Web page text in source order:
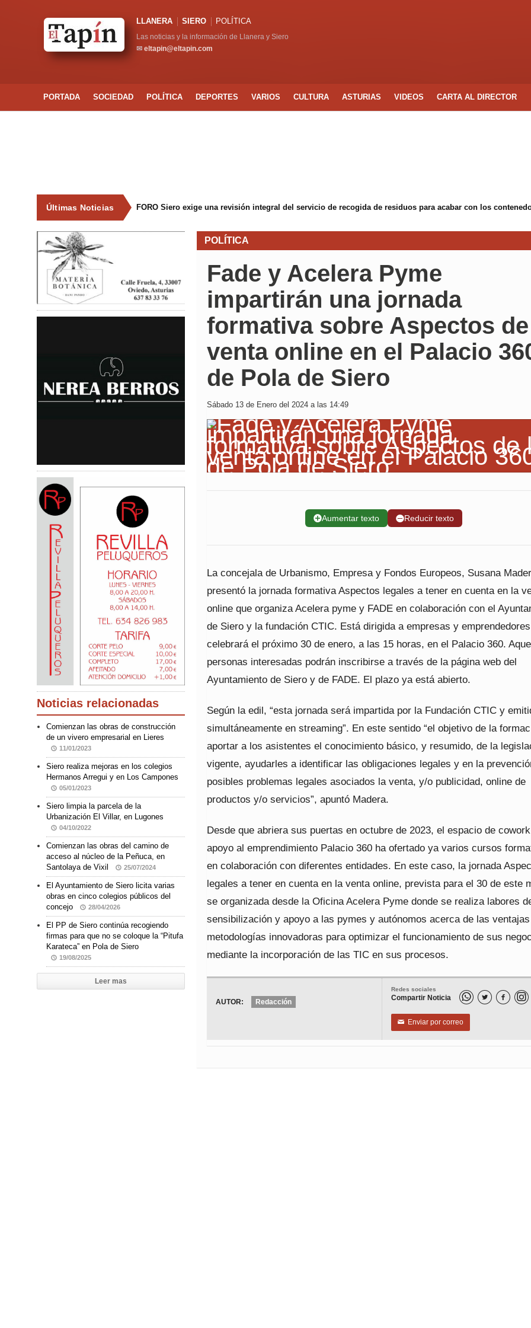
LLANERA SIERO POLÍTICA
Las noticias y la información de Llanera y Siero
✉ eltapin@eltapin.com
PORTADA SOCIEDAD POLÍTICA DEPORTES VARIOS CULTURA ASTURIAS VIDEOS CARTA AL DIRECTOR
Últimas Noticias FORO Siero exige una revisión integral del servicio de recogida de residuos para acabar con los
POLÍTICA
Fade y Acelera Pyme
impartirán una jornada
formativa sobre Aspectos
venta online en el Palacio
de Pola de Siero
Sábado 13 de Enero del 2024 a las 14:49
➕Aumentar texto ➖Reducir texto
La concejala de Urbanismo, Empresa y Fondos Europeos, Susana
presentó la jornada formativa Aspectos legales a tener en cuenta en la
online que organiza Acelera pyme y FADE en colaboración con el
de Siero y la fundación CTIC. Está dirigida a empresas y
celebrará el próximo 30 de enero, a las 15 horas, en el Palacio 360.
personas interesadas podrán inscribirse a través de la página web del
Ayuntamiento de Siero y de FADE. El plazo ya está abierto.
Según la edil, “esta jornada será impartida por la Fundación CTIC y
simultáneamente en streaming”. En este sentido “el objetivo de la
aportar a los asistentes el conocimiento básico, y resumido, de la
vigente, ayudarles a identificar las obligaciones legales y en la
posibles problemas legales asociados la venta, y/o publicidad, online de
productos y/o servicios”, apuntó Madera.
Desde que abriera sus puertas en octubre de 2023, el espacio de
apoyo al emprendimiento Palacio 360 ha ofertado ya varios cursos
en colaboración con diferentes entidades. En este caso, la jornada
legales a tener en cuenta en la venta online, prevista para el 30 de este
se organizada desde la Oficina Acelera Pyme donde se realiza labores
sensibilización y apoyo a las pymes y autónomos acerca de las
metodologías innovadoras para optimizar el funcionamiento de sus
mediante la incorporación de las TIC en sus procesos.
Redes sociales
Compartir Noticia  
✉ Enviar por correo
AUTOR: Redacción
Noticias relacionadas
Comienzan las obras de construcción
de un vivero empresarial en Lieres
11/01/2023
Siero realiza mejoras en los colegios
Hermanos Arregui y en Los Campones
05/01/2023
Siero limpia la parcela de la
Urbanización El Villar, en Lugones
04/10/2022
Comienzan las obras del camino de
acceso al núcleo de la Peñuca, en
Santolaya de Vixil
25/07/2024
El Ayuntamiento de Siero licita varias
obras en cinco colegios públicos del
concejo
28/04/2026
El PP de Siero continúa recogiendo
firmas para que no se coloque la “Pitufa
Karateca” en Pola de Siero
19/08/2025
Leer mas